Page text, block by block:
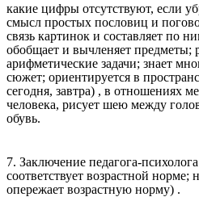
какие цифры отсутствуют, если
смысл простых пословиц и
связь картинок и составляет по
обобщает и вычленяет предметы;
арифметические задачи; знает
сюжет; ориентируется в
сегодня, завтра) , в отношениях
человека, рисует шею между
обувь.
7. Заключение педагога-
соответствует возрастной
опережает возрастную норму) .